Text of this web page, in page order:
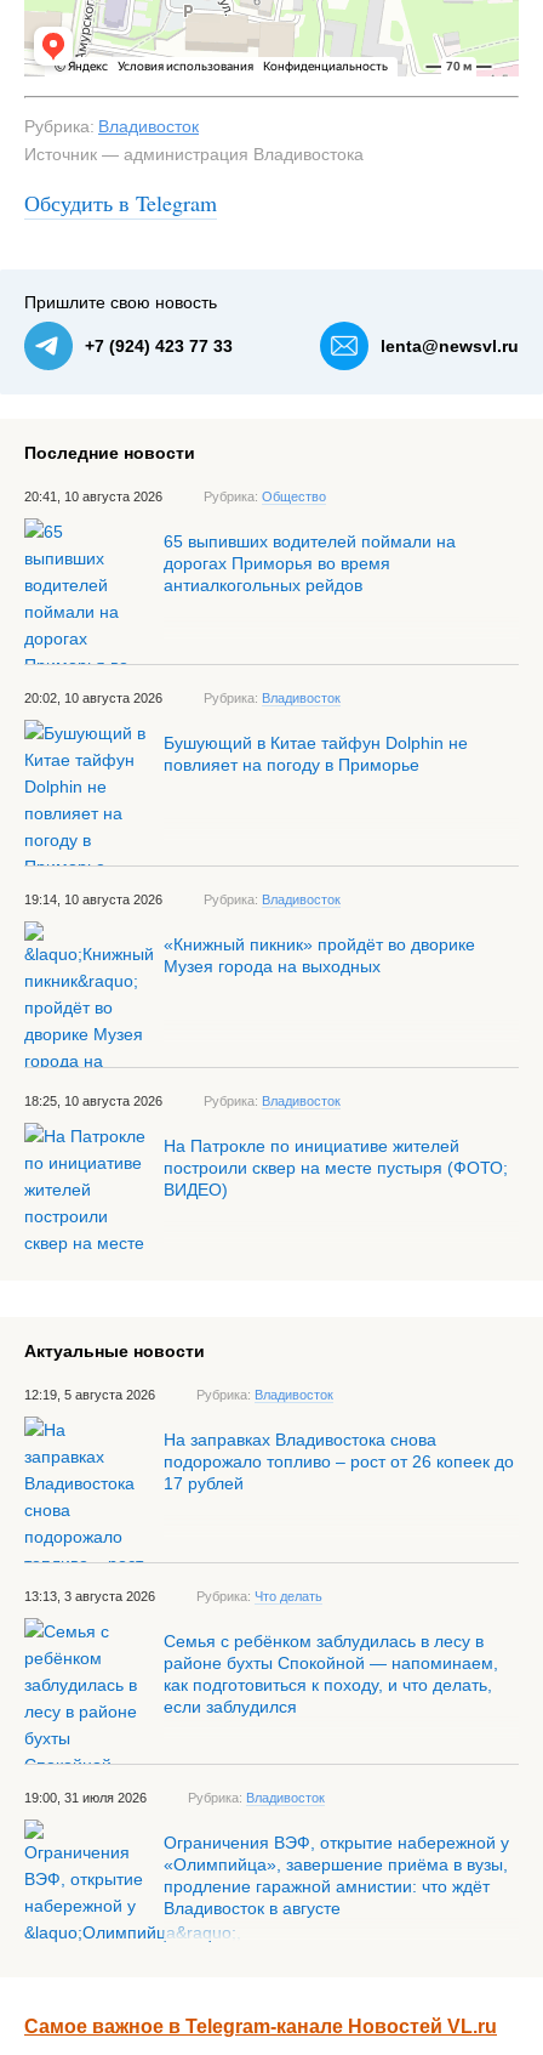
Рубрика: Владивосток
Источник — администрация Владивостока
Обсудить в Telegram
#2
Пришлите свою новость
+7 (924) 423 77 33 lenta@newsvl.ru
Последние новости
20:41, 10 августа 2026 Рубрика: Общество
65 выпивших водителей поймали на
дорогах Приморья во время
антиалкогольных рейдов
20:02, 10 августа 2026 Рубрика: Владивосток
Бушующий в Китае тайфун Dolphin не
повлияет на погоду в Приморье
19:14, 10 августа 2026 Рубрика: Владивосток
«Книжный пикник» пройдёт во дворике
Музея города на выходных
18:25, 10 августа 2026 Рубрика: Владивосток
На Патрокле по инициативе жителей
построили сквер на месте пустыря (ФОТО;
ВИДЕО)
Актуальные новости
12:19, 5 августа 2026 Рубрика: Владивосток
На заправках Владивостока снова
подорожало топливо – рост от 26 копеек до
17 рублей
13:13, 3 августа 2026 Рубрика: Что делать
Семья с ребёнком заблудилась в лесу в
районе бухты Спокойной — напоминаем,
как подготовиться к походу, и что делать,
если заблудился
19:00, 31 июля 2026 Рубрика: Владивосток
Ограничения ВЭФ, открытие набережной у
«Олимпийца», завершение приёма в вузы,
продление гаражной амнистии: что ждёт
Владивосток в августе
Самое важное в Telegram-канале Новостей VL.ru